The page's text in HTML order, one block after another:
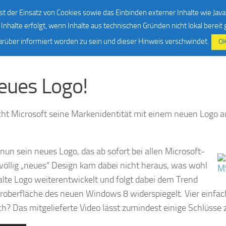
Über mich Kontakt Impressum & Datenschutz
Logo!
Microsoft seine Markenidentität mit einem neuen Logo
sein neues Logo, das ab sofort bei allen Microsoft-
„neues“ Design kam dabei nicht heraus, was wohl
Logo weiterentwickelt und folgt dabei dem Trend
des neuen Windows 8 widerspiegelt. Vier
Das mitgelieferte Video lässt zumindest einige Schlüsse
der Einsatz von Cookies sowie das Einbinden externer Inhalte wie
erfolgt, wenn Inhalte aus technischen Gründen nicht lokal
informiert worden zu sein und dieser Hinweis verschwindet.